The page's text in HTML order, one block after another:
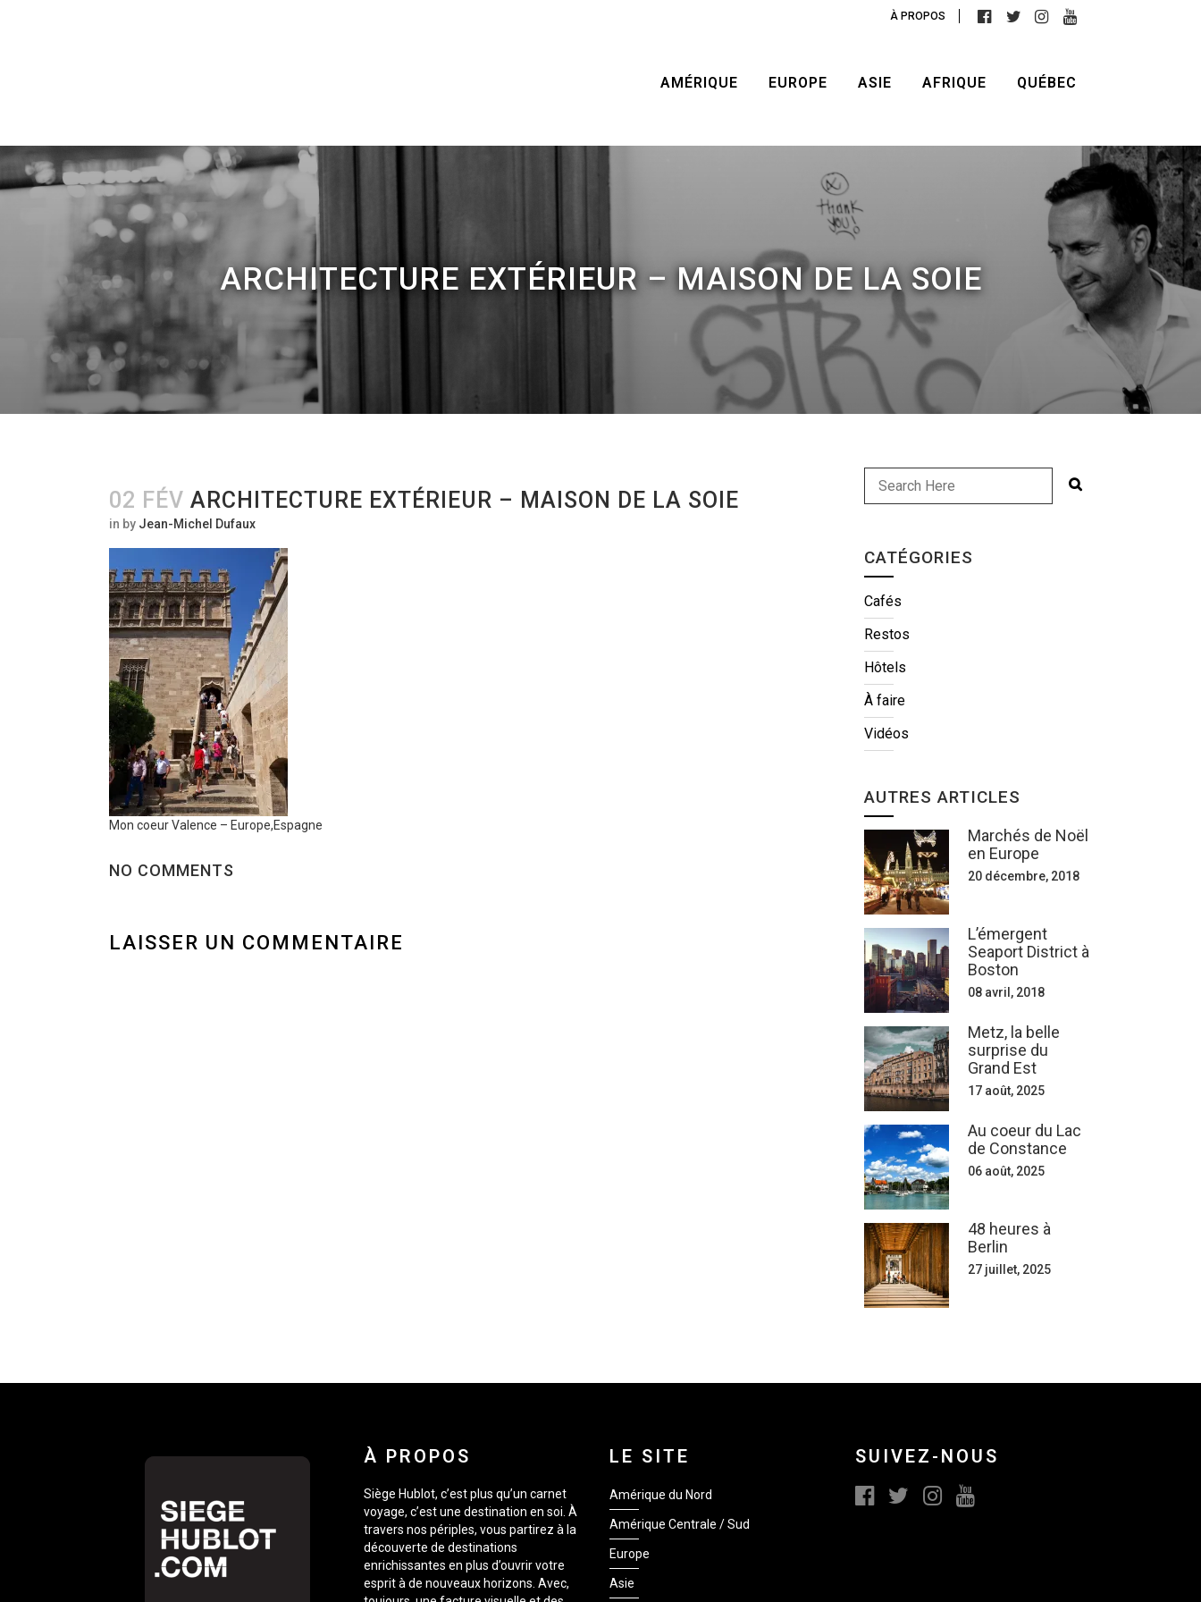
À PROPOS
AMÉRIQUE EUROPE ASIE AFRIQUE QUÉBEC
ARCHITECTURE EXTÉRIEUR – MAISON DE LA SOIE
02 FÉV ARCHITECTURE EXTÉRIEUR – MAISON DE LA SOIE
in by Jean-Michel Dufaux
Mon coeur Valence – Europe,Espagne
NO COMMENTS
LAISSER UN COMMENTAIRE
CATÉGORIES
Cafés
Restos
Hôtels
À faire
Vidéos
AUTRES ARTICLES
Marchés de Noël
en Europe
20 décembre, 2018
L’émergent
Seaport District à
Boston
08 avril, 2018
Metz, la belle
surprise du
Grand Est
17 août, 2025
Au coeur du Lac
de Constance
06 août, 2025
48 heures à
Berlin
27 juillet, 2025
À PROPOS
Siège Hublot, c’est plus qu’un carnet
voyage, c’est une destination en soi. À
travers nos périples, vous partirez à la
découverte de destinations
enrichissantes en plus d’ouvrir votre
esprit à de nouveaux horizons. Avec,
LE SITE
Amérique du Nord
Amérique Centrale / Sud
Europe
Asie
SUIVEZ-NOUS